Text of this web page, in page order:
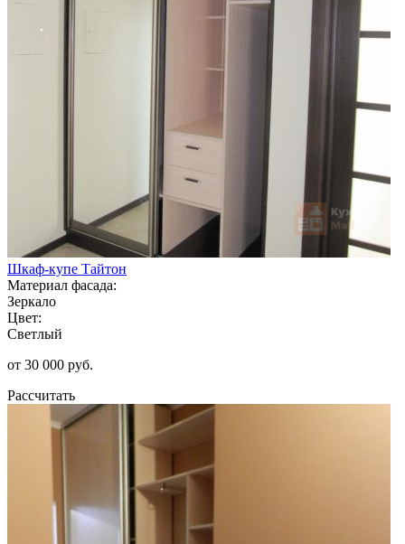
Шкаф-купе Тайтон
Материал фасада:
Зеркало
Цвет:
Светлый
от 30 000 руб.
Рассчитать